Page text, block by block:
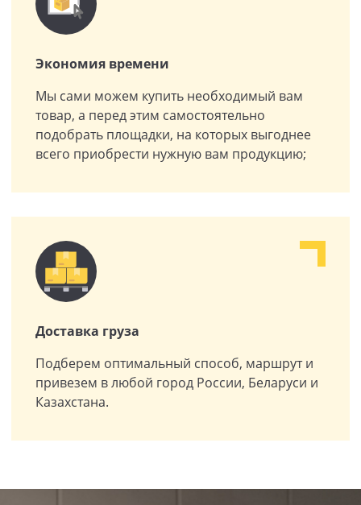
Экономия времени
Мы сами можем купить необходимый вам
товар, а перед этим самостоятельно
подобрать площадки, на которых выгоднее
всего приобрести нужную вам продукцию;
Доставка груза
Подберем оптимальный способ, маршрут и
привезем в любой город России, Беларуси и
Казахстана.